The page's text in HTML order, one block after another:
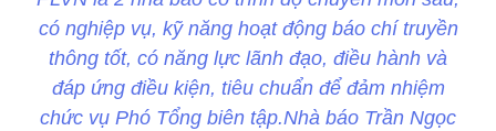
có nghiệp vụ, kỹ năng hoạt động báo chí truyền
thông tốt, có năng lực lãnh đạo, điều hành và
đáp ứng điều kiện, tiêu chuẩn để đảm nhiệm
chức vụ Phó Tổng biên tập.Nhà báo Trần Ngọc